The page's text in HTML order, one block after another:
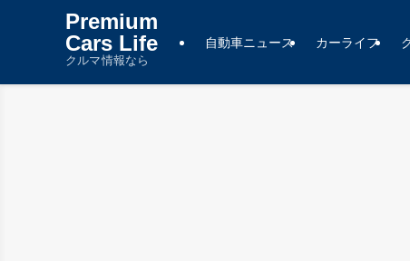
Premium
Cars Life
クルマ情報なら
自動車ニュース カーライフ